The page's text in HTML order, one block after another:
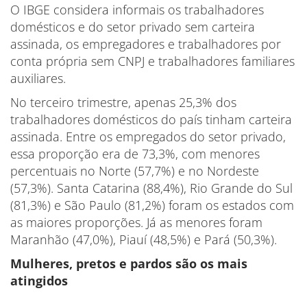
O IBGE considera informais os trabalhadores
domésticos e do setor privado sem carteira
assinada, os empregadores e trabalhadores por
conta própria sem CNPJ e trabalhadores familiares
auxiliares.
No terceiro trimestre, apenas 25,3% dos
trabalhadores domésticos do país tinham carteira
assinada. Entre os empregados do setor privado,
essa proporção era de 73,3%, com menores
percentuais no Norte (57,7%) e no Nordeste
(57,3%). Santa Catarina (88,4%), Rio Grande do Sul
(81,3%) e São Paulo (81,2%) foram os estados com
as maiores proporções. Já as menores foram
Maranhão (47,0%), Piauí (48,5%) e Pará (50,3%).
Mulheres, pretos e pardos são os mais
atingidos